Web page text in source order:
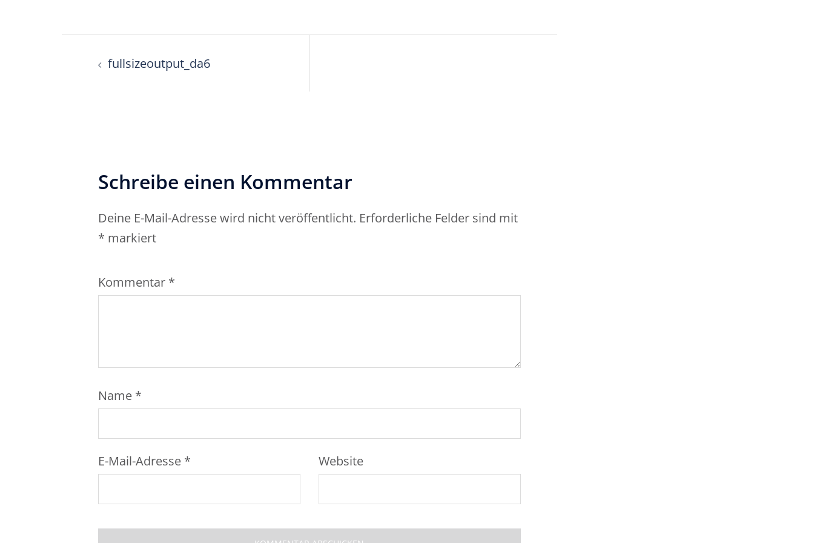
Beitragsnavigation
fullsizeoutput_da6
Schreibe einen Kommentar
Deine E-Mail-Adresse wird nicht veröffentlicht. Erforderliche Felder sind mit
* markiert
Kommentar *
Name *
E-Mail-Adresse * Website